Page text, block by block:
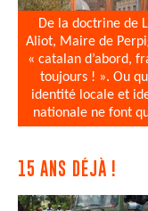
De la doctrine de
Aliot, Maire de
« catalan d’abord,
toujours ! ». Ou
identité locale et
nationale ne font
15 ANS DÉJÀ !